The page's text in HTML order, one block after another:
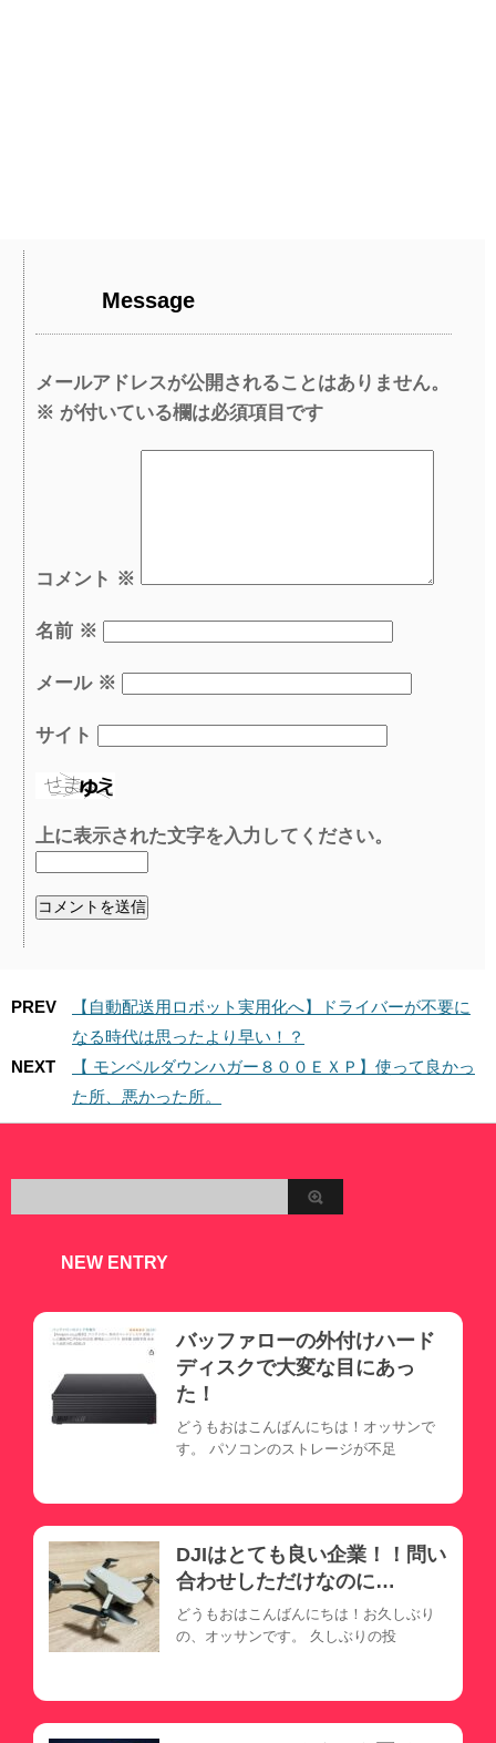
Message
メールアドレスが公開されることはありません。
※ が付いている欄は必須項目です
コメント ※
名前 ※
メール ※
サイト
上に表示された文字を入力してください。
PREV
【自動配送用ロボット実用化へ】ドライバーが不要に
なる時代は思ったより早い！？
NEXT
【 モンベルダウンハガー８００ＥＸＰ】使って良かっ
た所、悪かった所。
NEW ENTRY
バッファローの外付けハード
ディスクで大変な目にあっ
た！
どうもおはこんばんにちは！オッサンで
す。 パソコンのストレージが不足
DJIはとても良い企業！！問い
合わせしただけなのに…
どうもおはこんばんにちは！お久しぶり
の、オッサンです。 久しぶりの投